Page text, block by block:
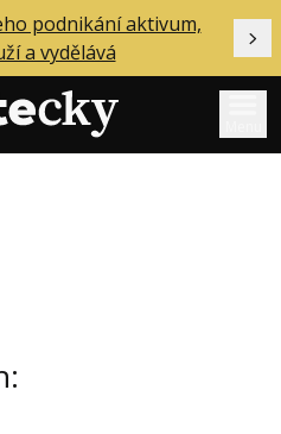
podnikání aktivum,
a vydělává